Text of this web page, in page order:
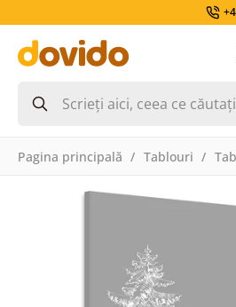
Pagina principală Tablouri